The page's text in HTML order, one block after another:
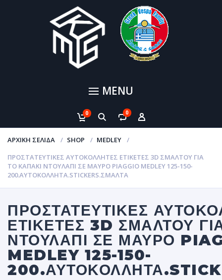
MENU
0 0
ΑΡΧΙΚΉ ΣΕΛΊΔΑ SHOP
MEDLEY
ΠΡΟΣΤΑΤΕΥΤΙΚΈΣ ΑΥΤΟΚΌΛΛΗΤΕΣ ΕΤΙΚΈΤΕΣ 3D ΣΜΆΛΤΟΥ ΓΙΑ
ΤΟ ΚΑΠΆΚΙ ΝΤΟΥΛΆΠΙ ΣΕ ΜΑΎΡΟ PIAGGIO MEDLEY 125-150-
200.ΑΥΤΟΚΌΛΛΗΤΑ.STICKERS.ΣΜΑΛΤΑ
ΠΡΟΣΤΑΤΕΥΤΙΚΈΣ
ΕΤΙΚΈΤΕΣ 3D ΣΜΆΛΤΟΥ
ΝΤΟΥΛΆΠΙ ΣΕ ΜΑΎΡΟ
MEDLEY 125-150-